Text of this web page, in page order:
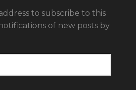
to subscribe to this
of new posts by